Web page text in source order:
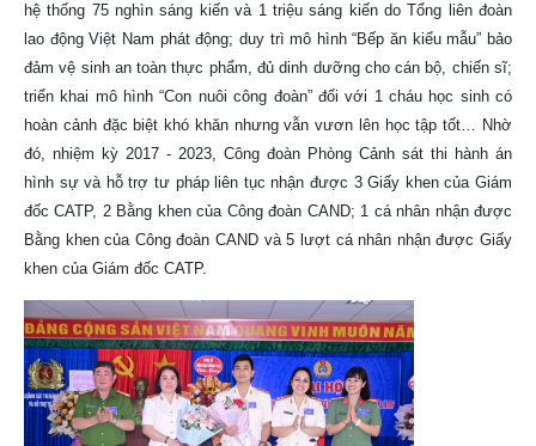
hệ thống 75 nghìn sáng kiến và 1 triệu sáng kiến do Tổng liên đoàn
lao động Việt Nam phát động; duy trì mô hình “Bếp ăn kiểu mẫu” bảo
đảm vệ sinh an toàn thực phẩm, đủ dinh dưỡng cho cán bộ, chiến sĩ;
triển khai mô hình “Con nuôi công đoàn” đối với 1 cháu học sinh có
hoàn cảnh đặc biệt khó khăn nhưng vẫn vươn lên học tập tốt… Nhờ
đó, nhiệm kỳ 2017 - 2023, Công đoàn Phòng Cảnh sát thi hành án
hình sự và hỗ trợ tư pháp liên tục nhận được 3 Giấy khen của Giám
đốc CATP, 2 Bằng khen của Công đoàn CAND; 1 cá nhân nhận được
Bằng khen của Công đoàn CAND và 5 lượt cá nhân nhận được Giấy
khen của Giám đốc CATP.